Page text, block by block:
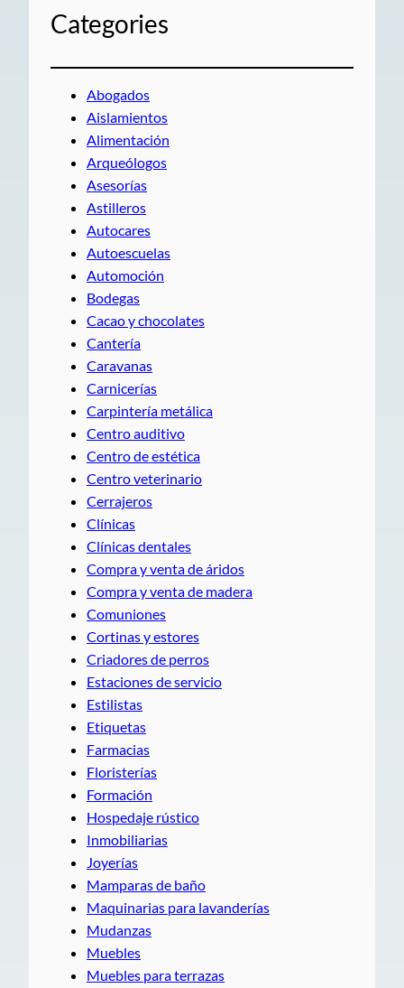
Categories
Abogados
Aislamientos
Alimentación
Arqueólogos
Asesorías
Astilleros
Autocares
Autoescuelas
Automoción
Bodegas
Cacao y chocolates
Cantería
Caravanas
Carnicerías
Carpintería metálica
Centro auditivo
Centro de estética
Centro veterinario
Cerrajeros
Clínicas
Clínicas dentales
Compra y venta de áridos
Compra y venta de madera
Comuniones
Cortinas y estores
Criadores de perros
Estaciones de servicio
Estilistas
Etiquetas
Farmacias
Floristerías
Formación
Hospedaje rústico
Inmobiliarias
Joyerías
Mamparas de baño
Maquinarias para lavanderías
Mudanzas
Muebles
Muebles para terrazas